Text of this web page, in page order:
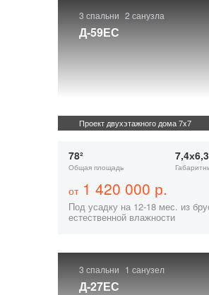
3 спальни 2 санузла
Д-59ЕС
Проект двухэтажного дома 7x7
78²
Общая площадь
от1 420 000 р.
Под усадку на 12-18 мес. из
естественной влажности
3 спальни 1 санузел
Д-27ЕС